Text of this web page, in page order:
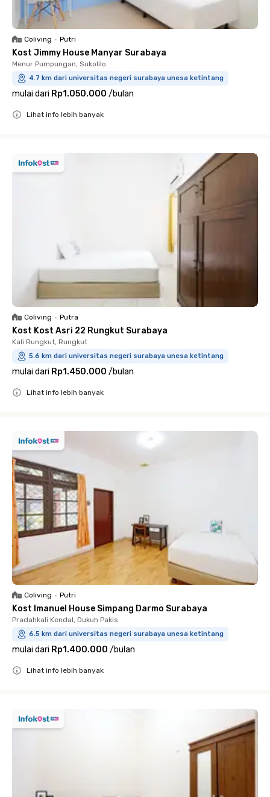
Coliving • Putri
Kost Jimmy House Manyar Surabaya
Menur Pumpungan, Sukolilo
4.7 km dari universitas negeri surabaya unesa ketintang
mulai dari Rp1.050.000 /bulan
Lihat info lebih banyak
Coliving • Putra
Kost Kost Asri 22 Rungkut Surabaya
Kali Rungkut, Rungkut
5.6 km dari universitas negeri surabaya unesa ketintang
mulai dari Rp1.450.000 /bulan
Lihat info lebih banyak
Coliving • Putri
Kost Imanuel House Simpang Darmo Surabaya
Pradahkali Kendal, Dukuh Pakis
6.5 km dari universitas negeri surabaya unesa ketintang
mulai dari Rp1.400.000 /bulan
Lihat info lebih banyak